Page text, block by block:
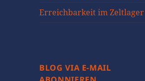
Erreichbarkeit im Zeltlager
BLOG VIA E-MAIL